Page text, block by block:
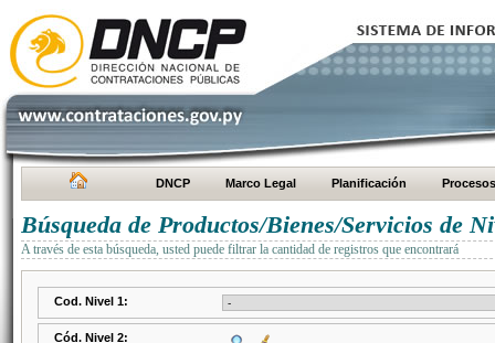
DNCP Marco Legal Planificación Procesos
Búsqueda de Productos/Bienes/Servicios de
A través de esta búsqueda, usted puede filtrar la cantidad de registros que encontrará
Cod. Nivel 1:
Cód. Nivel 2: